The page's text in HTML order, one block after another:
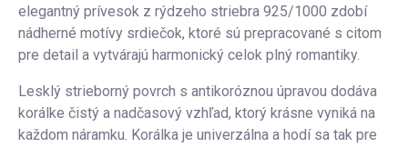
elegantný prívesok z rýdzeho striebra 925/1000 zdobí
nádherné motívy srdiečok, ktoré sú prepracované s citom
pre detail a vytvárajú harmonický celok plný romantiky.
Lesklý strieborný povrch s antikoróznou úpravou dodáva
korálke čistý a nadčasový vzhľad, ktorý krásne vyniká na
každom náramku. Korálka je univerzálna a hodí sa tak pre